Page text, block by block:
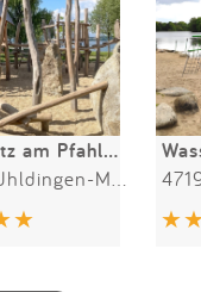
Spielplatz am Pfahlbauten-Museum